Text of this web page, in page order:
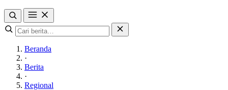
Beranda
·
Berita
·
Regional